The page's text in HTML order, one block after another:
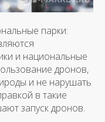
парки:
и национальные
дронов,
и не нарушать
в такие
запуск дронов.